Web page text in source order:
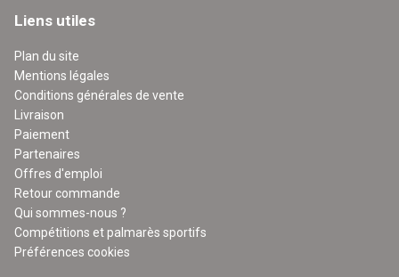
Liens utiles
Plan du site
Mentions légales
Conditions générales de vente
Livraison
Paiement
Partenaires
Offres d'emploi
Retour commande
Qui sommes-nous ?
Compétitions et palmarès sportifs
Préférences cookies